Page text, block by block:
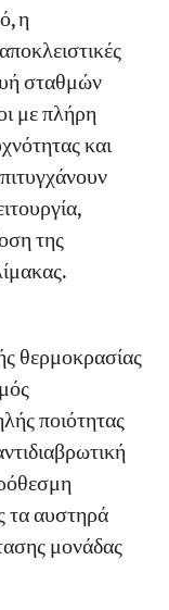
η
σταθμών
με πλήρη
και
της
θερμοκρασίας
ποιότητας
τα αυστηρά
μονάδας